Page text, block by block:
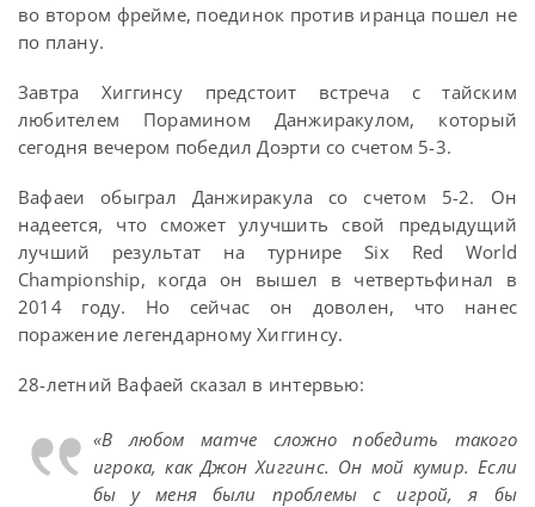
во втором фрейме, поединок против иранца пошел не
по плану.
Завтра Хиггинсу предстоит встреча с тайским
любителем Порамином Данжиракулом, который
сегодня вечером победил Доэрти со счетом 5-3.
Вафаеи обыграл Данжиракула со счетом 5-2. Он
надеется, что сможет улучшить свой предыдущий
лучший результат на турнире Six Red World
Championship, когда он вышел в четвертьфинал в
2014 году. Но сейчас он доволен, что нанес
поражение легендарному Хиггинсу.
28-летний Вафаей сказал в интервью:
«В любом матче сложно победить такого
игрока, как Джон Хиггинс. Он мой кумир. Если
бы у меня были проблемы с игрой, я бы